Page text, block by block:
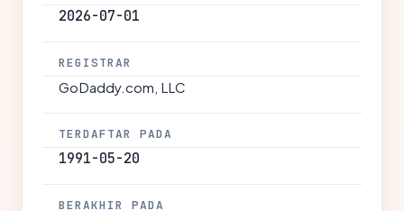
2026-07-01
REGISTRAR
GoDaddy.com, LLC
TERDAFTAR PADA
1991-05-20
BERAKHIR PADA